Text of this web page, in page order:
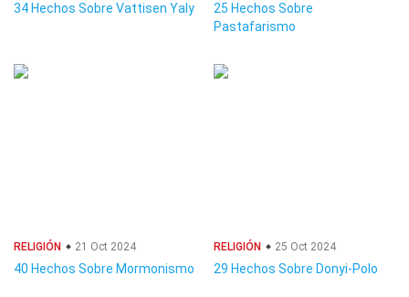
34 Hechos Sobre Vattisen Yaly
25 Hechos Sobre
Pastafarismo
RELIGIÓN 21 Oct 2024
40 Hechos Sobre Mormonismo
RELIGIÓN 25 Oct 2024
29 Hechos Sobre Donyi-Polo